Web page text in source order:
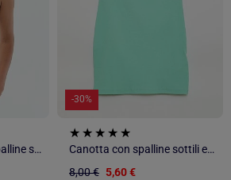
Canotta svasata a spalline sottili
-30%
Canotta con spalline sottili e dettaglio sul petto
8,00 € 5,60 €